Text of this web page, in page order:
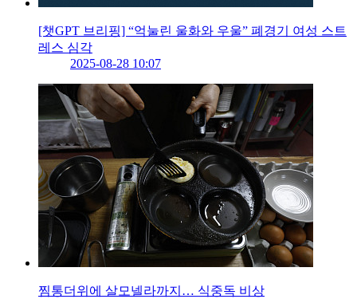
[챗GPT 브리핑] “억눌린 울화와 우울” 폐경기 여성 스트
레스 심각
2025-08-28 10:07
찜통더위에 살모넬라까지… 식중독 비상